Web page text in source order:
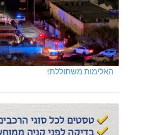
האלימות משתוללת!